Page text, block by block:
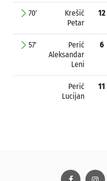
70'
Krešić
Petar
12
57'
Perić
Aleksandar
Leni
6
Perić
Lucijan
11